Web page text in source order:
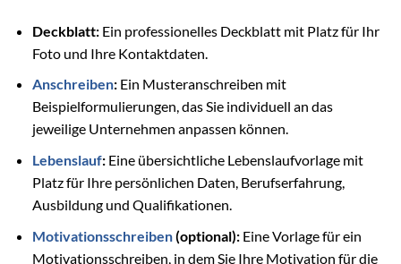
Deckblatt:Ein professionelles Deckblatt mit Platz für Ihr
Foto und Ihre Kontaktdaten.
Anschreiben:Ein Musteranschreiben mit
Beispielformulierungen, das Sie individuell an das
jeweilige Unternehmen anpassen können.
Lebenslauf:Eine übersichtliche Lebenslaufvorlage mit
Platz für Ihre persönlichen Daten, Berufserfahrung,
Ausbildung und Qualifikationen.
Motivationsschreiben(optional):Eine Vorlage für ein
Motivationsschreiben, in dem Sie Ihre Motivation für die